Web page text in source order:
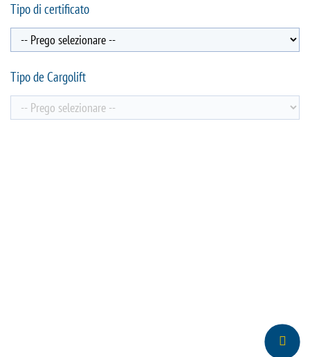
Tipo di certificato
Tipo de Cargolift